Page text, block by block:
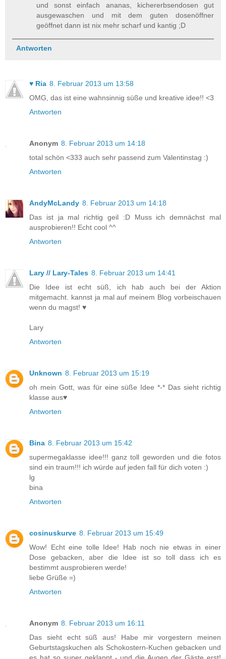
und sonst einfach ananas, kichererbsendosen gut
ausgewaschen und mit dem guten dosenöffner
geöffnet dann ist nix mehr scharf und kantig ;D
Antworten
♥ Ria 8. Februar 2013 um 13:58
OMG, das ist eine wahnsinnig süße und kreative idee!! <3
Antworten
Anonym 8. Februar 2013 um 14:18
total schön <333 auch sehr passend zum Valentinstag :)
Antworten
AndyMcLandy 8. Februar 2013 um 14:18
Das ist ja mal richtig geil :D Muss ich demnächst mal
ausprobieren!! Echt cool ^^
Antworten
Lary // Lary-Tales 8. Februar 2013 um 14:41
Die Idee ist echt süß, ich hab auch bei der Aktion
mitgemacht. kannst ja mal auf meinem Blog vorbeischauen
wenn du magst! ♥
Lary
Antworten
Unknown 8. Februar 2013 um 15:19
oh mein Gott, was für eine süße Idee *-* Das sieht richtig
klasse aus♥
Antworten
Bina 8. Februar 2013 um 15:42
supermegaklasse idee!!! ganz toll geworden und die fotos
sind ein traum!!! ich würde auf jeden fall für dich voten :)
lg
bina
Antworten
cosinuskurve 8. Februar 2013 um 15:49
Wow! Echt eine tolle Idee! Hab noch nie etwas in einer
Dose gebacken, aber die Idee ist so toll dass ich es
bestimmt ausprobieren werde!
liebe Grüße =)
Antworten
Anonym 8. Februar 2013 um 16:11
Das sieht echt süß aus! Habe mir vorgestern meinen
Geburtstagskuchen als Schokostern-Kuchen gebacken und